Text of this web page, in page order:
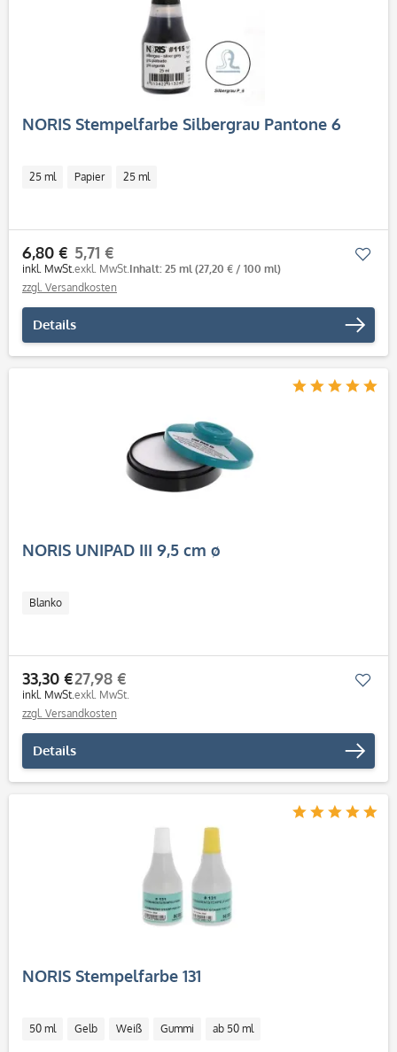
NORIS Stempelfarbe Silbergrau Pantone 6
25 ml Papier 25 ml
6,80 €
inkl. MwSt.
5,71 €
exkl. MwSt.Inhalt: 25 ml (27,20 € / 100 ml)
zzgl. Versandkosten
Details
NORIS UNIPAD III 9,5 cm ø
Blanko
33,30 €
inkl. MwSt.
27,98 €
exkl. MwSt.
zzgl. Versandkosten
Details
NORIS Stempelfarbe 131
50 ml Gelb Weiß Gummi ab 50 ml